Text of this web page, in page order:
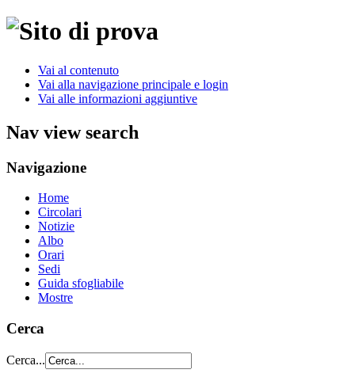
Vai al contenuto
Vai alla navigazione principale e login
Vai alle informazioni aggiuntive
Nav view search
Navigazione
Home
Circolari
Notizie
Albo
Orari
Sedi
Guida sfogliabile
Mostre
Cerca
Cerca...